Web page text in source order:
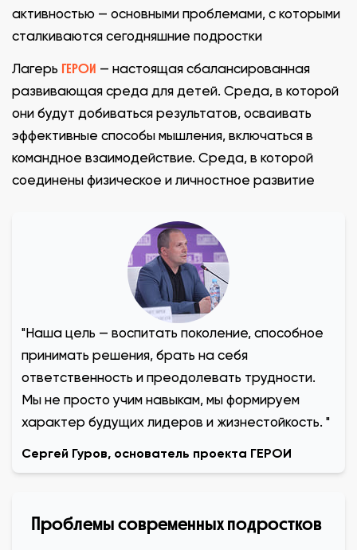
активностью — основными проблемами, с которыми
сталкиваются сегодняшние подростки
Лагерь ГЕРОИ — настоящая сбалансированная
развивающая среда для детей. Среда, в которой
они будут добиваться результатов, осваивать
эффективные способы мышления, включаться в
командное взаимодействие. Среда, в которой
соединены физическое и личностное развитие
"Наша цель — воспитать поколение, способное
принимать решения, брать на себя
ответственность и преодолевать трудности.
Мы не просто учим навыкам, мы формируем
характер будущих лидеров и жизнестойкость. "
Сергей Гуров, основатель проекта ГЕРОИ
Проблемы современных подростков